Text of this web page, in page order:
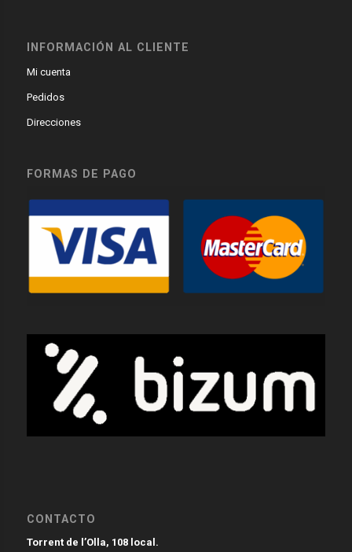
INFORMACIÓN AL CLIENTE
Mi cuenta
Pedidos
Direcciones
FORMAS DE PAGO
CONTACTO
Torrent de l’Olla, 108 local.